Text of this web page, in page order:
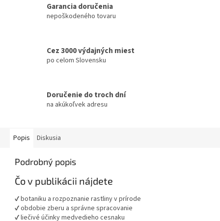
Garancia doručenia
nepoškodeného tovaru
Cez 3000 výdajných miest
po celom Slovensku
Doručenie do troch dní
na akúkoľvek adresu
Popis Diskusia
Podrobný popis
Čo v publikácii nájdete
✔ botaniku a rozpoznanie rastliny v prírode
✔ obdobie zberu a správne spracovanie
✔ liečivé účinky medvedieho cesnaku